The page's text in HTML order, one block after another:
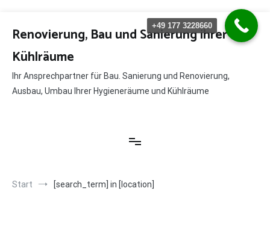
Inhalt
springen
Renovierung, Bau und Sanierung ihrer
Kühlräume
Ihr Ansprechpartner für Bau. Sanierung und Renovierung,
Ausbau, Umbau Ihrer Hygieneräume und Kühlräume
Start [search_term] in [location]
+49 177 3228660